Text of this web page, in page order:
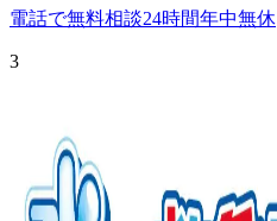
電話で無料相談24時間年中無休
3